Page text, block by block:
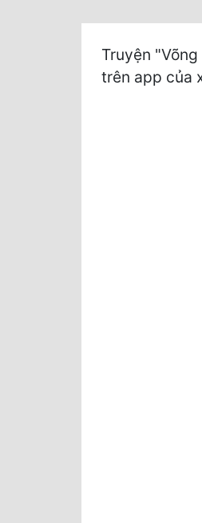
Truyện
trên app của